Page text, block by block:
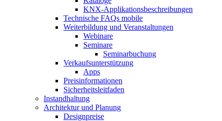
KNX-Applikationsbeschreibungen
Technische FAQs mobile
Weiterbildung und Veranstaltungen
Webinare
Seminare
Seminarbuchung
Verkaufsunterstützung
Apps
Preisinformationen
Sicherheitsleitfaden
Instandhaltung
Architektur und Planung
Designpreise